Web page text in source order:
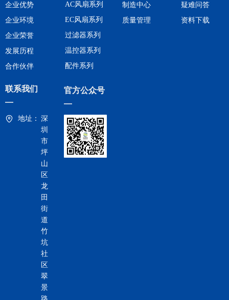
联系我们
—
地址： 深
圳
市
坪
山
区
龙
田
街
道
竹
坑
社
区
翠
景
企业优势
企业环境
企业荣誉
发展历程
合作伙伴
制造中心
质量管理
疑难问答
资料下载
官方公众号
—
AC风扇系列
EC风扇系列
过滤器系列
温控器系列
配件系列